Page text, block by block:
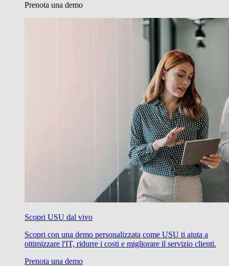
Prenota una demo
Scopri USU dal vivo
Scopri con una demo personalizzata come USU ti aiuta a
ottimizzare l'IT, ridurre i costi e migliorare il servizio clienti.
Prenota una demo